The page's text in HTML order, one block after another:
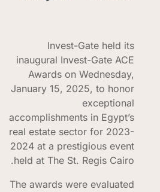
Invest-Gate held its
inaugural Invest-Gate ACE
Awards on Wednesday,
January 15, 2025, to honor
exceptional
accomplishments in Egypt’s
real estate sector for 2023-
2024 at a prestigious event
held at The St. Regis Cairo.
The awards were evaluated